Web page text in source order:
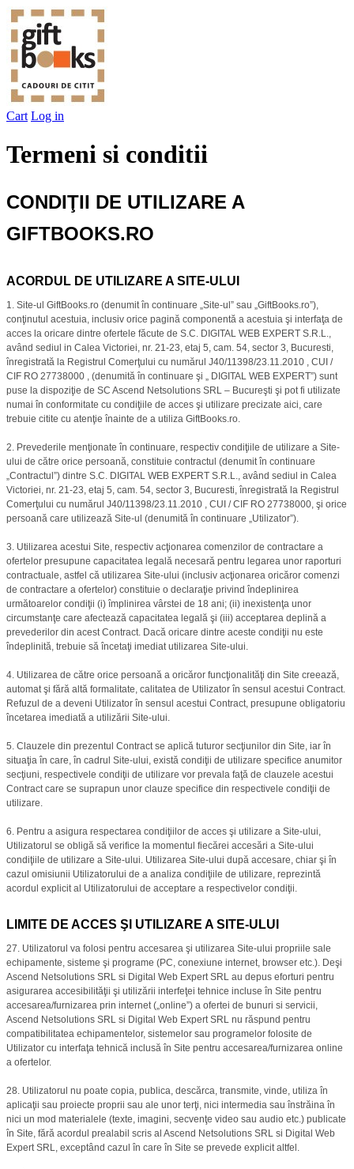
Cart Log in
Termeni si conditii
CONDIŢII DE UTILIZARE A
GIFTBOOKS.RO
ACORDUL DE UTILIZARE A SITE-ULUI
1. Site-ul GiftBooks.ro (denumit în continuare „Site-ul” sau „GiftBooks.ro”),
conţinutul acestuia, inclusiv orice pagină componentă a acestuia şi interfaţa de
acces la oricare dintre ofertele făcute de S.C. DIGITAL WEB EXPERT S.R.L.,
având sediul in Calea Victoriei, nr. 21-23, etaj 5, cam. 54, sector 3, Bucuresti,
înregistrată la Registrul Comerţului cu numărul J40/11398/23.11.2010 , CUI /
CIF RO 27738000 , (denumită în continuare şi „ DIGITAL WEB EXPERT”) sunt
puse la dispoziţie de SC Ascend Netsolutions SRL – Bucureşti şi pot fi utilizate
numai în conformitate cu condiţiile de acces şi utilizare precizate aici, care
trebuie citite cu atenţie înainte de a utiliza GiftBooks.ro.
2. Prevederile menţionate în continuare, respectiv condiţiile de utilizare a Site-
ului de către orice persoană, constituie contractul (denumit în continuare
„Contractul”) dintre S.C. DIGITAL WEB EXPERT S.R.L., având sediul in Calea
Victoriei, nr. 21-23, etaj 5, cam. 54, sector 3, Bucuresti, înregistrată la Registrul
Comerţului cu numărul J40/11398/23.11.2010 , CUI / CIF RO 27738000, şi orice
persoană care utilizează Site-ul (denumită în continuare „Utilizator”).
3. Utilizarea acestui Site, respectiv acţionarea comenzilor de contractare a
ofertelor presupune capacitatea legală necesară pentru legarea unor raporturi
contractuale, astfel că utilizarea Site-ului (inclusiv acţionarea oricăror comenzi
de contractare a ofertelor) constituie o declaraţie privind îndeplinirea
următoarelor condiţii (i) împlinirea vârstei de 18 ani; (ii) inexistenţa unor
circumstanţe care afectează capacitatea legală şi (iii) acceptarea deplină a
prevederilor din acest Contract. Dacă oricare dintre aceste condiţii nu este
îndeplinită, trebuie să încetaţi imediat utilizarea Site-ului.
4. Utilizarea de către orice persoană a oricăror funcţionalităţi din Site creează,
automat şi fără altă formalitate, calitatea de Utilizator în sensul acestui Contract.
Refuzul de a deveni Utilizator în sensul acestui Contract, presupune obligatoriu
încetarea imediată a utilizării Site-ului.
5. Clauzele din prezentul Contract se aplică tuturor secţiunilor din Site, iar în
situaţia în care, în cadrul Site-ului, există condiţii de utilizare specifice anumitor
secţiuni, respectivele condiţii de utilizare vor prevala faţă de clauzele acestui
Contract care se suprapun unor clauze specifice din respectivele condiţii de
utilizare.
6. Pentru a asigura respectarea condiţiilor de acces şi utilizare a Site-ului,
Utilizatorul se obligă să verifice la momentul fiecărei accesări a Site-ului
condiţiile de utilizare a Site-ului. Utilizarea Site-ului după accesare, chiar şi în
cazul omisiunii Utilizatorului de a analiza condiţiile de utilizare, reprezintă
acordul explicit al Utilizatorului de acceptare a respectivelor condiţii.
LIMITE DE ACCES ŞI UTILIZARE A SITE-ULUI
27. Utilizatorul va folosi pentru accesarea şi utilizarea Site-ului propriile sale
echipamente, sisteme şi programe (PC, conexiune internet, browser etc.). Deşi
Ascend Netsolutions SRL si Digital Web Expert SRL au depus eforturi pentru
asigurarea accesibilităţii şi utilizării interfeţei tehnice incluse în Site pentru
accesarea/furnizarea prin internet („online”) a ofertei de bunuri si servicii,
Ascend Netsolutions SRL si Digital Web Expert SRL nu răspund pentru
compatibilitatea echipamentelor, sistemelor sau programelor folosite de
Utilizator cu interfaţa tehnică inclusă în Site pentru accesarea/furnizarea online
a ofertelor.
28. Utilizatorul nu poate copia, publica, descărca, transmite, vinde, utiliza în
aplicaţii sau proiecte proprii sau ale unor terţi, nici intermedia sau înstrăina în
nici un mod materialele (texte, imagini, secvenţe video sau audio etc.) publicate
în Site, fără acordul prealabil scris al Ascend Netsolutions SRL si Digital Web
Expert SRL, exceptând cazul în care în Site se prevede explicit altfel.